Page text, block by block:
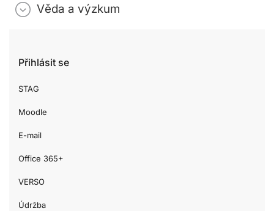
Věda a výzkum
Přihlásit se
STAG
Moodle
E-mail
Office 365+
VERSO
Údržba